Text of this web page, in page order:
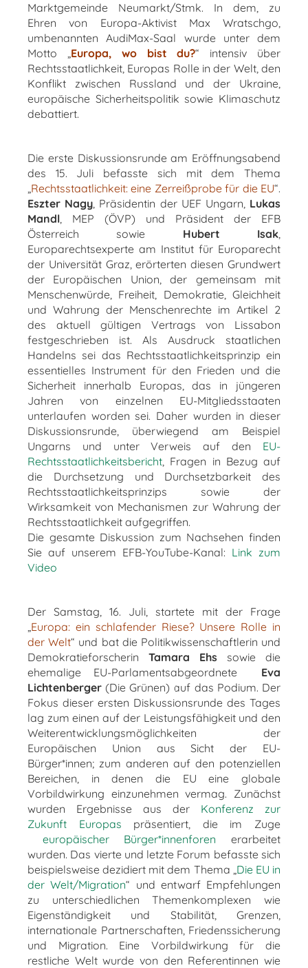
Marktgemeinde Neumarkt/Stmk. In dem, zu
Ehren von Europa-Aktivist Max Wratschgo,
umbenannten AudiMax-Saal wurde unter dem
Motto „Europa, wo bist du?“ intensiv über
Rechtsstaatlichkeit, Europas Rolle in der Welt, den
Konflikt zwischen Russland und der Ukraine,
europäische Sicherheitspolitik sowie Klimaschutz
debattiert.
Die erste Diskussionsrunde am Eröffnungsabend
des 15. Juli befasste sich mit dem Thema
„Rechtsstaatlichkeit: eine Zerreißprobe für die EU“.
Eszter Nagy, Präsidentin der UEF Ungarn, Lukas
Mandl, MEP (ÖVP) und Präsident der EFB
Österreich sowie Hubert Isak,
Europarechtsexperte am Institut für Europarecht
der Universität Graz, erörterten diesen Grundwert
der Europäischen Union, der gemeinsam mit
Menschenwürde, Freiheit, Demokratie, Gleichheit
und Wahrung der Menschenrechte im Artikel 2
des aktuell gültigen Vertrags von Lissabon
festgeschrieben ist. Als Ausdruck staatlichen
Handelns sei das Rechtsstaatlichkeitsprinzip ein
essentielles Instrument für den Frieden und die
Sicherheit innerhalb Europas, das in jüngeren
Jahren von einzelnen EU-Mitgliedsstaaten
unterlaufen worden sei. Daher wurden in dieser
Diskussionsrunde, überwiegend am Beispiel
Ungarns und unter Verweis auf den EU-
Rechtsstaatlichkeitsbericht, Fragen in Bezug auf
die Durchsetzung und Durchsetzbarkeit des
Rechtsstaatlichkeitsprinzips sowie der
Wirksamkeit von Mechanismen zur Wahrung der
Rechtsstaatlichkeit aufgegriffen.
Die gesamte Diskussion zum Nachsehen finden
Sie auf unserem EFB-YouTube-Kanal: Link zum
Video
Der Samstag, 16. Juli, startete mit der Frage
„Europa: ein schlafender Riese? Unsere Rolle in
der Welt“ und bat die Politikwissenschaftlerin und
Demokratieforscherin Tamara Ehs sowie die
ehemalige EU-Parlamentsabgeordnete Eva
Lichtenberger (Die Grünen) auf das Podium. Der
Fokus dieser ersten Diskussionsrunde des Tages
lag zum einen auf der Leistungsfähigkeit und den
Weiterentwicklungsmöglichkeiten der
Europäischen Union aus Sicht der EU-
Bürger*innen; zum anderen auf den potenziellen
Bereichen, in denen die EU eine globale
Vorbildwirkung einzunehmen vermag. Zunächst
wurden Ergebnisse aus der Konferenz zur
Zukunft Europas präsentiert, die im Zuge
europäischer Bürger*innenforen erarbeitet
wurden. Das vierte und letzte Forum befasste sich
beispielsweise dezidiert mit dem Thema „Die EU in
der Welt/Migration“ und entwarf Empfehlungen
zu unterschiedlichen Themenkomplexen wie
Eigenständigkeit und Stabilität, Grenzen,
internationale Partnerschaften, Friedenssicherung
und Migration. Eine Vorbildwirkung für die
restliche Welt wurde von den Referentinnen wie